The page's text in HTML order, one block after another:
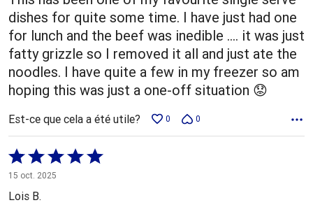
dishes for quite some time. I have just had one
for lunch and the beef was inedible …. it was just
fatty grizzle so I removed it all and just ate the
noodles. I have quite a few in my freezer so am
hoping this was just a one-off situation 😟
Est-ce que cela a été utile? 0 0
Coté
5 sur
5
15 oct. 2025
Lois B.